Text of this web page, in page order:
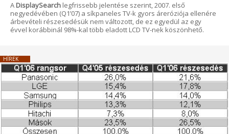
A DisplaySearch legfrissebb jelentése szerint, 2007. első
negyedévében (Q1’07) a síkpaneles TV-k gyors áreróziója ellenére
árbevételi részesedésük nem változott, de ez egyedül az egy
évvel korábbinál 98%-kal több eladott LCD TV-nek köszönhető.
HÍREK